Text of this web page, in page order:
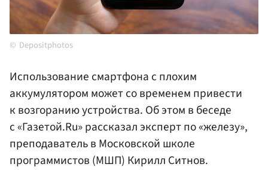
Depositphotos
Использование смартфона с плохим
аккумулятором может со временем привести
к возгоранию устройства. Об этом в беседе
с «Газетой.Ru» рассказал эксперт по «железу»,
преподаватель в Московской школе
программистов (МШП) Кирилл Ситнов.